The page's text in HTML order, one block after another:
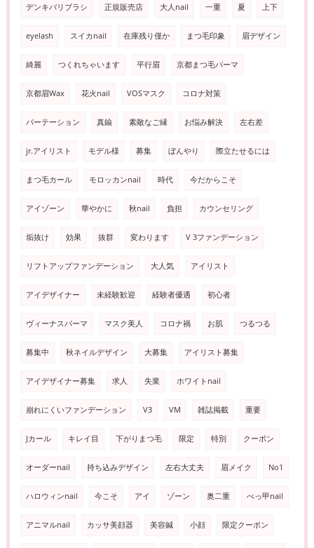
デンキバリブラシ 正規販売店 大人nail 一重 夏 上下
eyelash スイカnail 在庫残り僅か まつ毛印象 眉デザイン
綺麗 つくれちゃいます 平行眉 京都まつ毛パーマ
京都眉Wax 花火nail VOSマスク コロナ対策
パーテーション 真鍮 素敵なご縁 お悩み解決 左右差
jr.アイリスト モデル様 募集 ぼんやり 際立たせるには
まつ毛カール モロッカンnail 時代 今だからこそ
アイゾーン 華やかに 秋nail 負担 カウンセリング
垢抜け 効果 抜群 変わります V 3ファンデーション
リフトアップファンデーション 大人気 アイリスト
アイデザイナー 未経験歓迎 経験者優遇 初心者
ヴィーナスパーマ マスク美人 コロナ禍 お肌 つるつる
募集中 秋ネイルデザイン 大募集 アイリスト募集
アイデザイナー募集 求人 失業 ホワイトnail
崩れにくいファンデーション V3 VM 雑誌掲載 重要
Jカール キレイ目 下がりまつ毛 限定 特別 クーポン
オーダーnail 持ち込みデザイン 左右大丈夫 眉メイク No1
ハロウィンnail 今こそ アイ ゾーン 奥二重 べっ甲nail
アニマルnail カッサ美顔器 美容鍼 小顔 限定クーポン